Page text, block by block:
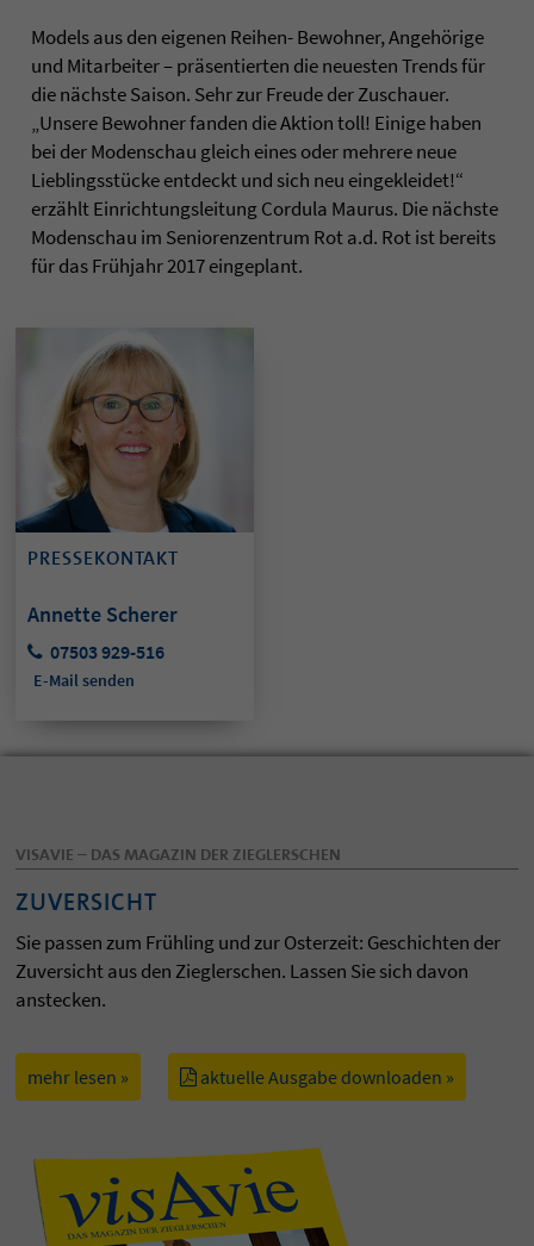
Models aus den eigenen Reihen- Bewohner, Angehörige
und Mitarbeiter – präsentierten die neuesten Trends für
die nächste Saison. Sehr zur Freude der Zuschauer.
„Unsere Bewohner fanden die Aktion toll! Einige haben
bei der Modenschau gleich eines oder mehrere neue
Lieblingsstücke entdeckt und sich neu eingekleidet!“
erzählt Einrichtungsleitung Cordula Maurus. Die nächste
Modenschau im Seniorenzentrum Rot a.d. Rot ist bereits
für das Frühjahr 2017 eingeplant.
PRESSEKONTAKT
Annette Scherer
07503 929-516
E-Mail senden
VISAVIE – DAS MAGAZIN DER ZIEGLERSCHEN
ZUVERSICHT
Sie passen zum Frühling und zur Osterzeit: Geschichten der
Zuversicht aus den Zieglerschen. Lassen Sie sich davon
anstecken.
mehr lesen » aktuelle Ausgabe downloaden »